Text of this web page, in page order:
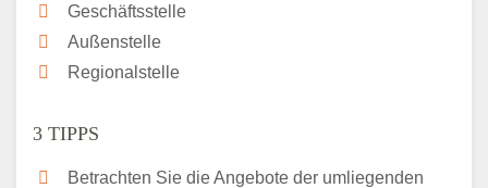
Geschäftsstelle
Außenstelle
Regionalstelle
3 TIPPS
Betrachten Sie die Angebote der umliegenden